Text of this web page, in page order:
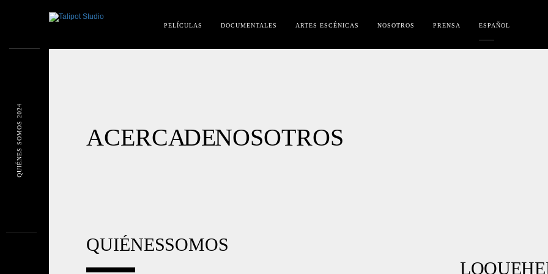
PELÍCULAS DOCUMENTALES ARTES ESCÉNICAS NOSOTROS PRENSA ESPAÑOL
ACERCA DE NOSOTROS
QUIÉNES SOMOS
LO QUE
QUIÉNES SOMOS 2024